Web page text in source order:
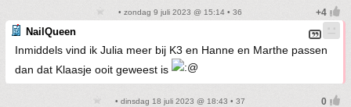
• zondag 9 juli 2023 @ 15:14 • 36
NailQueen
Inmiddels vind ik Julia meer bij K3 en Hanne en Marthe passen
dan dat Klaasje ooit geweest is
• dinsdag 18 juli 2023 @ 18:43 • 37